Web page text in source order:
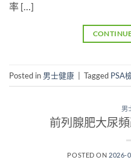
率 […]
Posted in 男士健康 Tagged PSA
男
前列腺肥大尿
POSTED ON 2026-